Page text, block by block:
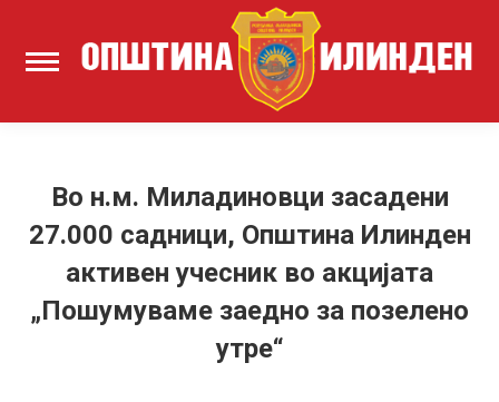
Во н.м. Миладиновци засадени
27.000 садници, Општина Илинден
активен учесник во акцијата
„Пошумуваме заедно за позелено
утре“